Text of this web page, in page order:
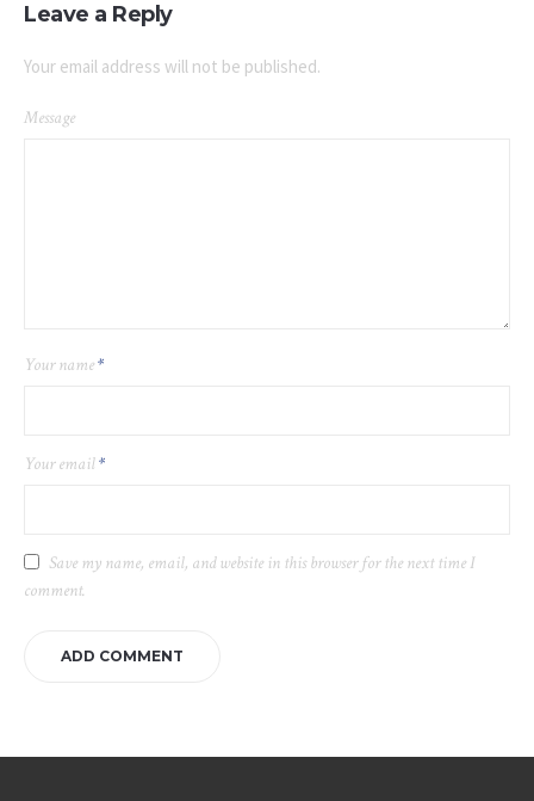
Leave a Reply
Your email address will not be published.
Message
Your name*
Your email*
Save my name, email, and website in this browser for the next time I
comment.